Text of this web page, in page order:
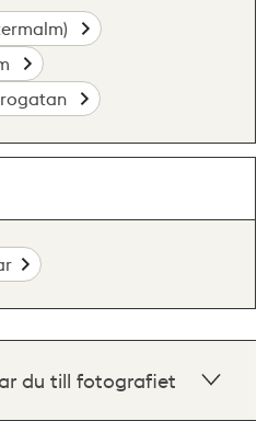
du till fotografiet